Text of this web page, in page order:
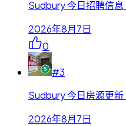
Sudbury 今日招聘信
2026年8月7日
0
#3
Sudbury 今日房源更
2026年8月7日